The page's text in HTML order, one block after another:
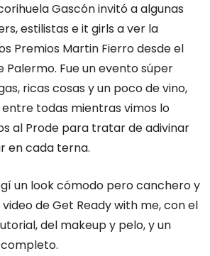
Gascón invitó a algunas
estilistas e it girls a ver la
Premios Martin Fierro desde el
Palermo. Fue un evento súper
ricas cosas y un poco de vino,
todas mientras vimos lo
al Prode para tratar de adivinar
en cada terna.
un look cómodo pero canchero y
de Get Ready with me, con el
del makeup y pelo, y un